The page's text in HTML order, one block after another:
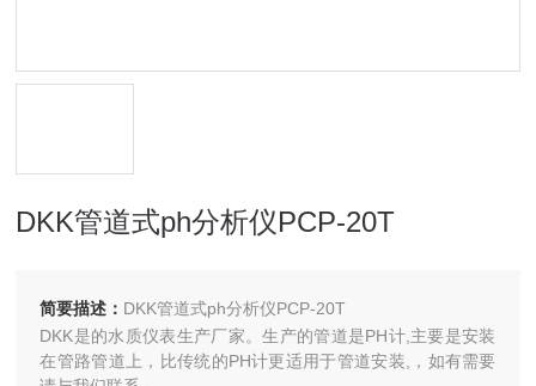
DKK管道式ph分析仪PCP-20T
简要描述： DKK管道式ph分析仪PCP-20T
DKK是的水质仪表生产厂家。生产的管道是PH计,主要是安装
在管路管道上，比传统的PH计更适用于管道安装,，如有需要